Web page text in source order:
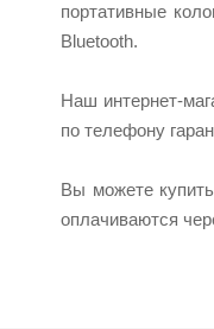
портативные
Bluetooth.
Наш интернет-
по телефону
Вы можете
оплачиваются